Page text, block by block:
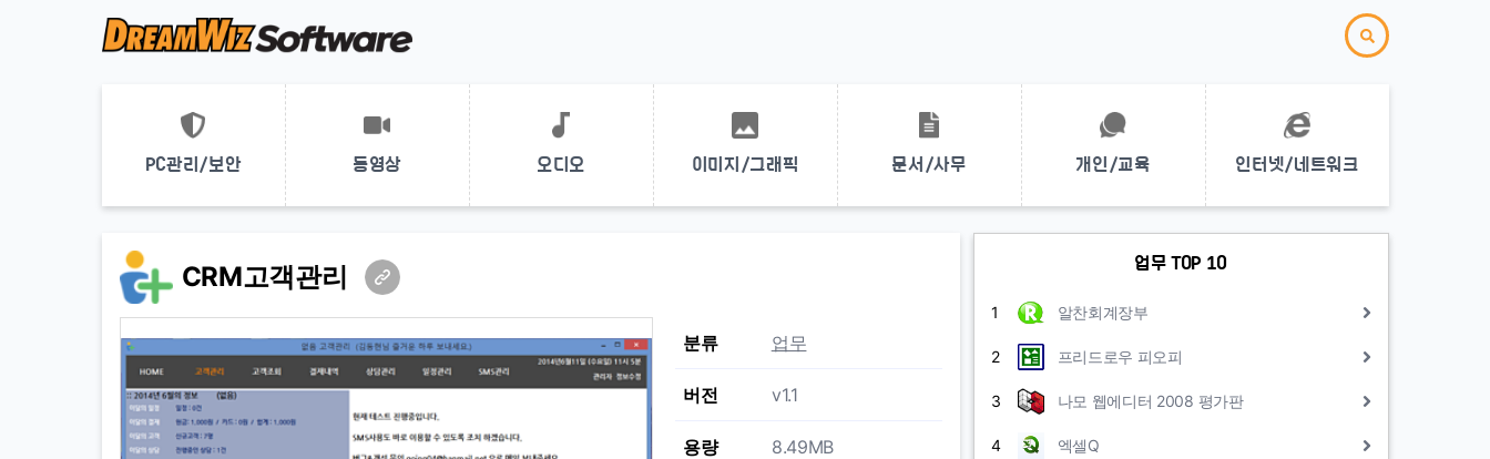
PC관리/보안 동영상 오디오 이미지/그래픽 문서/사무 개인/교육 인터넷/네트워크
CRM고객관리
분류 업무
버전 v1.1
용량 8.49MB
업무 TOP 10
1 알찬회계장부
2 프리드로우 피오피
3 나모 웹에디터 2008 평가판
4 엑셀Q